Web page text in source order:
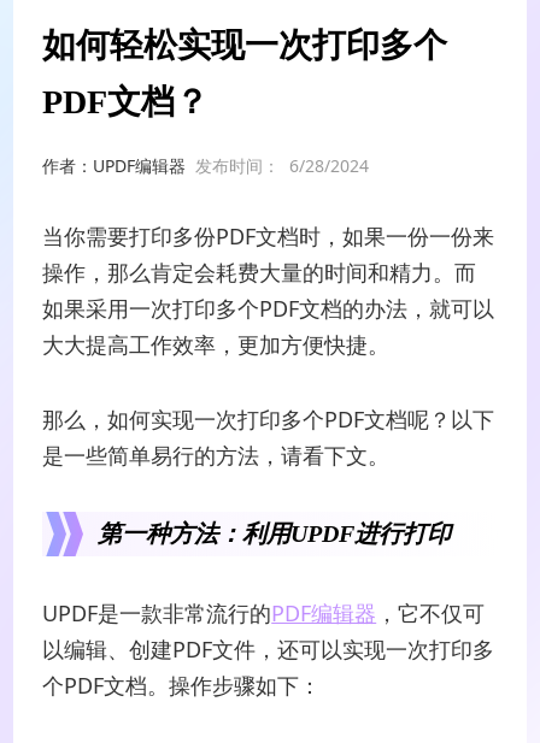
如何轻松实现一次打印多个
PDF文档？
作者：UPDF编辑器 发布时间： 6/28/2024
当你需要打印多份PDF文档时，如果一份一份来
操作，那么肯定会耗费大量的时间和精力。而
如果采用一次打印多个PDF文档的办法，就可以
大大提高工作效率，更加方便快捷。
那么，如何实现一次打印多个PDF文档呢？以下
是一些简单易行的方法，请看下文。
第一种方法：利用UPDF进行打印
UPDF是一款非常流行的PDF编辑器 ，它不仅可
以编辑、创建PDF文件，还可以实现一次打印多
个PDF文档。操作步骤如下：